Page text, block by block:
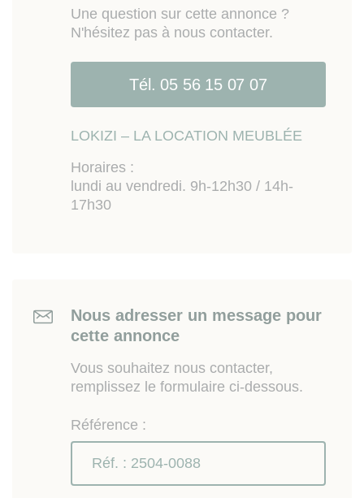
avec vitraux.
Bon à savoir :fibre / chauffage électrique
réversible avec climatisation / pas de location
touristique sur ce bien.
Sur place :tous commerces du quotidien, shopping
du quartier Ste Catherine, transports bus et Tram A /
cinéma, théâtres, musées, école EM (École
Nationale de la Magistrature).
Une question sur cette annonce ?
N'hésitez pas à nous contacter.
Tél. 05 56 15 07 07
LOKIZI – LA LOCATION MEUBLÉE
Horaires :
lundi au vendredi. 9h-12h30 / 14h-
17h30
Nous adresser un message pour
cette annonce
Vous souhaitez nous contacter,
remplissez le formulaire ci-dessous.
Référence :